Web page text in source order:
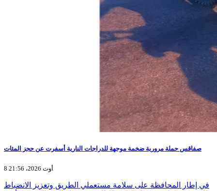
صفاقس حملة مرورية ضخمة موجهة للدراجات النارية أسفرت عن حجز المئات
8 أوت 2026، 21:56
في إطار المحافظة على سلامة مستعملي الطريق وتعزيز الانضباط